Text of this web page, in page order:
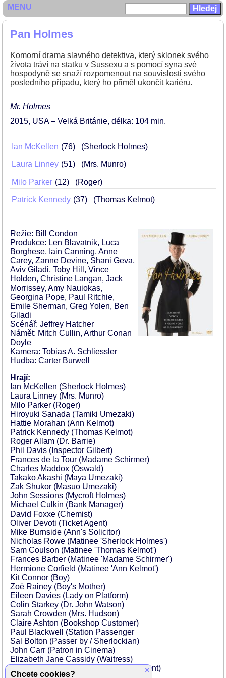
Pan Holmes
Komorní drama slavného detektiva, který sklonek svého
života tráví na statku v Sussexu a s pomocí syna své
hospodyně se snaží rozpomenout na souvislosti svého
posledního případu, který ho přiměl ukončit kariéru.
Mr. Holmes
2015 USA – Velká Británie délka: 104 min
Ian McKellen 76 (Sherlock Holmes)
Laura Linney 51 (Mrs. Munro)
Milo Parker 12 (Roger)
Patrick Kennedy 37 (Thomas Kelmot)
Režie: Bill Condon
Produkce: Len Blavatnik, Luca
Borghese, Iain Canning, Anne
Carey, Zanne Devine, Shani Geva,
Aviv Giladi, Toby Hill, Vince
Holden, Christine Langan, Jack
Morrissey, Amy Nauiokas,
Georgina Pope, Paul Ritchie,
Emile Sherman, Greg Yolen, Ben
Giladi
Scénář: Jeffrey Hatcher
Námět: Mitch Cullin, Arthur Conan
Doyle
Kamera: Tobias A. Schliessler
Hudba: Carter Burwell
Hrají:
Ian McKellen (Sherlock Holmes)
Laura Linney (Mrs. Munro)
Milo Parker (Roger)
Hiroyuki Sanada (Tamiki Umezaki)
Hattie Morahan (Ann Kelmot)
Patrick Kennedy (Thomas Kelmot)
Roger Allam (Dr. Barrie)
Phil Davis (Inspector Gilbert)
Frances de la Tour (Madame Schirmer)
Charles Maddox (Oswald)
Takako Akashi (Maya Umezaki)
Zak Shukor (Masuo Umezaki)
John Sessions (Mycroft Holmes)
Michael Culkin (Bank Manager)
David Foxxe (Chemist)
Oliver Devoti (Ticket Agent)
Mike Burnside (Ann's Solicitor)
Nicholas Rowe (Matinee 'Sherlock Holmes')
Sam Coulson (Matinee 'Thomas Kelmot')
Frances Barber (Matinee 'Madame Schirmer')
Hermione Corfield (Matinee 'Ann Kelmot')
Kit Connor (Boy)
Zoë Rainey (Boy's Mother)
Eileen Davies (Lady on Platform)
Colin Starkey (Dr. John Watson)
Sarah Crowden (Mrs. Hudson)
Claire Ashton (Bookshop Customer)
Paul Blackwell (Station Passenger
Sal Bolton (Passer by / Sherlockian)
John Carr (Patron in Cinema)
Elizabeth Jane Cassidy (Waitress)
Siong Loong Choong (Japanese Peasant)
MENU
×
Chcete cookies?